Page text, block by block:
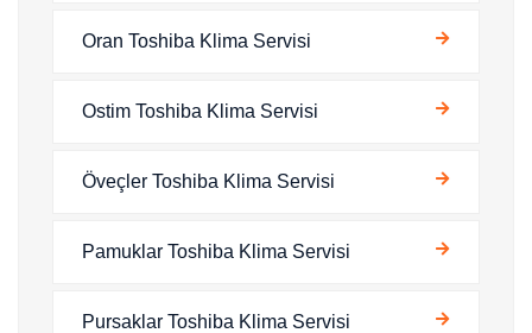
Oran Toshiba Klima Servisi
Ostim Toshiba Klima Servisi
Öveçler Toshiba Klima Servisi
Pamuklar Toshiba Klima Servisi
Pursaklar Toshiba Klima Servisi